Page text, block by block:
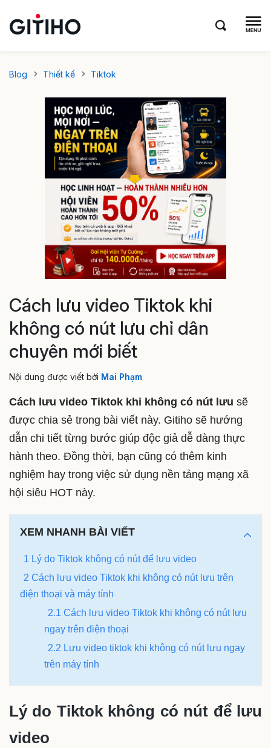
Blog Thiết kế Tiktok
Cách lưu video Tiktok khi
không có nút lưu chỉ dân
chuyên mới biết
Nội dung được viết bởi Mai Phạm
Cách lưu video Tiktok khi không có nút lưu sẽ
được chia sẻ trong bài viết này. Gitiho sẽ hướng
dẫn chi tiết từng bước giúp độc giả dễ dàng thực
hành theo. Đồng thời, bạn cũng có thêm kinh
nghiệm hay trong việc sử dụng nền tảng mạng xã
hội siêu HOT này.
XEM NHANH BÀI VIẾT
1 Lý do Tiktok không có nút để lưu video
2 Cách lưu video Tiktok khi không có nút lưu trên
điện thoại và máy tính
2.1 Cách lưu video Tiktok khi không có nút lưu
ngay trên điện thoại
2.2 Lưu video tiktok khi không có nút lưu ngay
trên máy tính
Lý do Tiktok không có nút để lưu
video